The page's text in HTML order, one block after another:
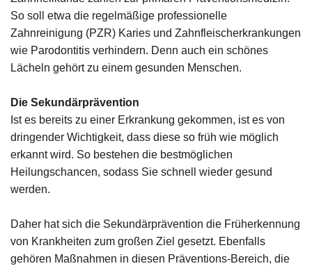
So soll etwa die regelmäßige professionelle
Zahnreinigung (PZR) Karies und Zahnfleischerkrankungen
wie Parodontitis verhindern. Denn auch ein schönes
Lächeln gehört zu einem gesunden Menschen.
Die Sekundärprävention
Ist es bereits zu einer Erkrankung gekommen, ist es von
dringender Wichtigkeit, dass diese so früh wie möglich
erkannt wird. So bestehen die bestmöglichen
Heilungschancen, sodass Sie schnell wieder gesund
werden.
Daher hat sich die Sekundärprävention die Früherkennung
von Krankheiten zum großen Ziel gesetzt. Ebenfalls
gehören Maßnahmen in diesen Präventions-Bereich, die